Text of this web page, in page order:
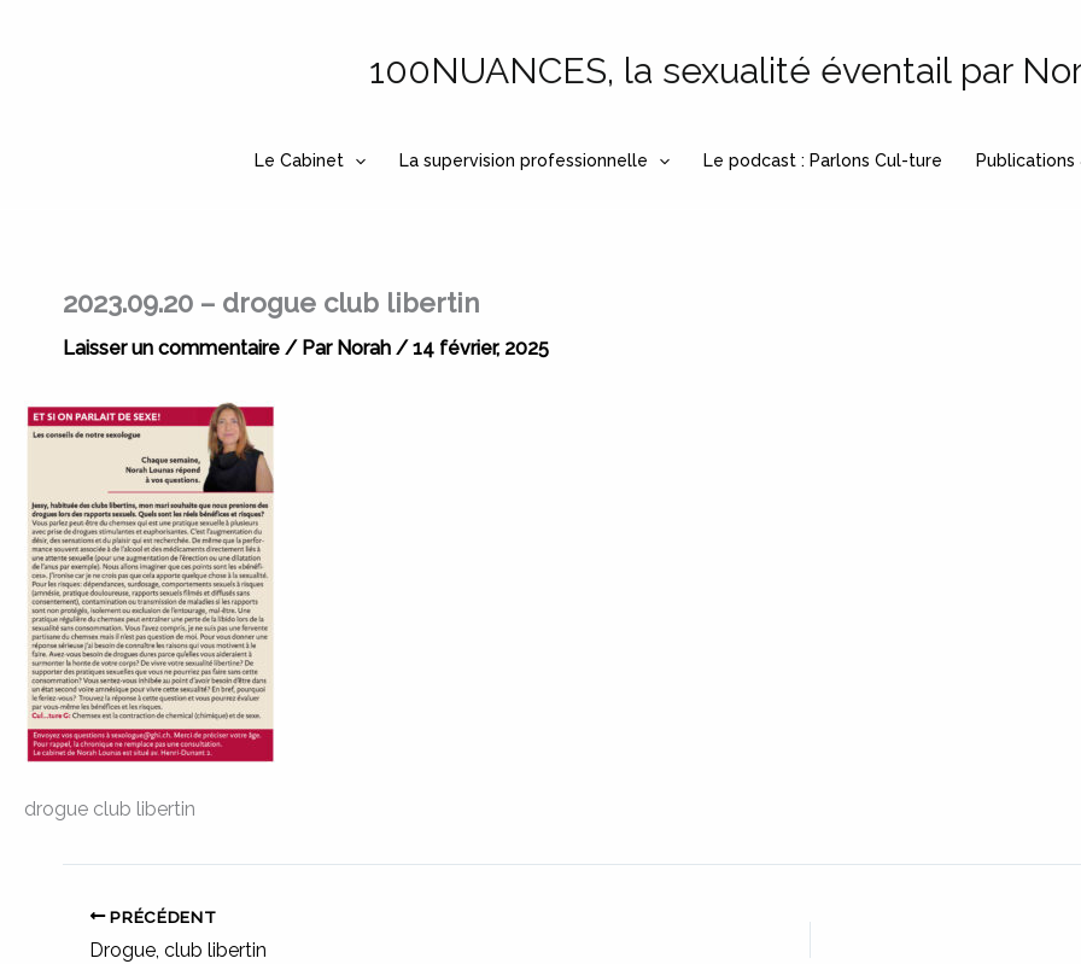
100NUANCES, la sexualité éventail par
Le Cabinet La supervision professionnelle Le podcast : Parlons Cul-ture
2023.09.20 – drogue club libertin
Laisser un commentaire / Par Norah / 14 février, 2025
drogue club libertin
PRÉCÉDENT
Drogue, club libertin